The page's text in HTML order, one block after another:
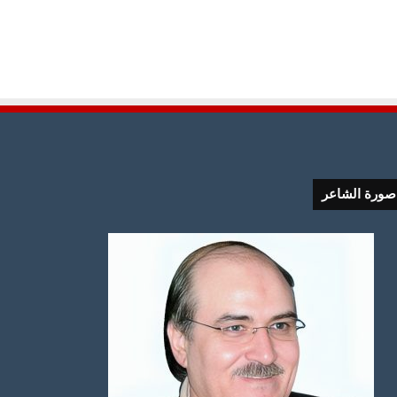
صورة الشاعر